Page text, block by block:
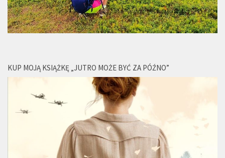
KUP MOJĄ KSIĄŻKĘ „JUTRO MOŻE BYĆ ZA PÓŹNO”